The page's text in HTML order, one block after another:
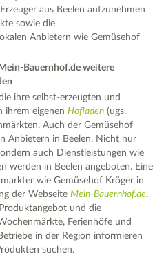
aus Beelen aufzunehmen
sowie die
Anbietern wie Gemüsehof
Bauernhof.de weitere
ihre selbst-erzeugten und
ihrem eigenenHofladen (ugs.
Auch der Gemüsehof
Anbietern in Beelen. Nicht nur
auch Dienstleistungen wie
werden in Beelen angeboten. Eine
wie Gemüsehof Kröger in
der WebseiteMein-Bauernhof.de.
und die
Ferienhöfe und
in der Region informieren
suchen.